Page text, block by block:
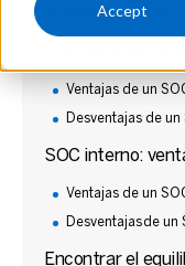
Accept
Subcontratación
Ventajas de un
Desventajas de
SOC interno:
Ventajas de un
Desventajas de un
Encontrar el